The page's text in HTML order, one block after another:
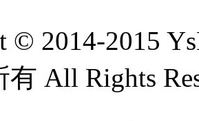
© 2014-2015
有 All Rights